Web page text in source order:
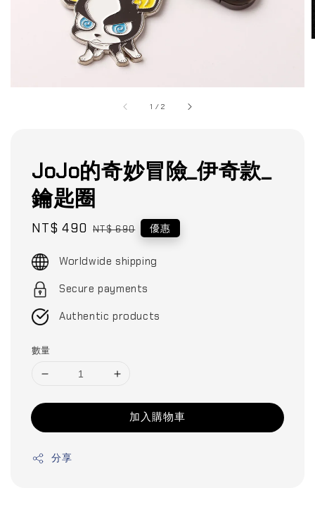
1 /2
JoJo的奇妙冒險_伊奇款_
鑰匙圈
Sale
NT$ 490 Regular
NT$ 690 優惠
Worldwide shipping
Secure payments
Authentic products
數量
加入購物車
分享